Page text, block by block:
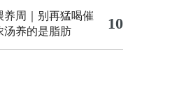
养周｜别再猛喝催
汤养的是脂肪
10